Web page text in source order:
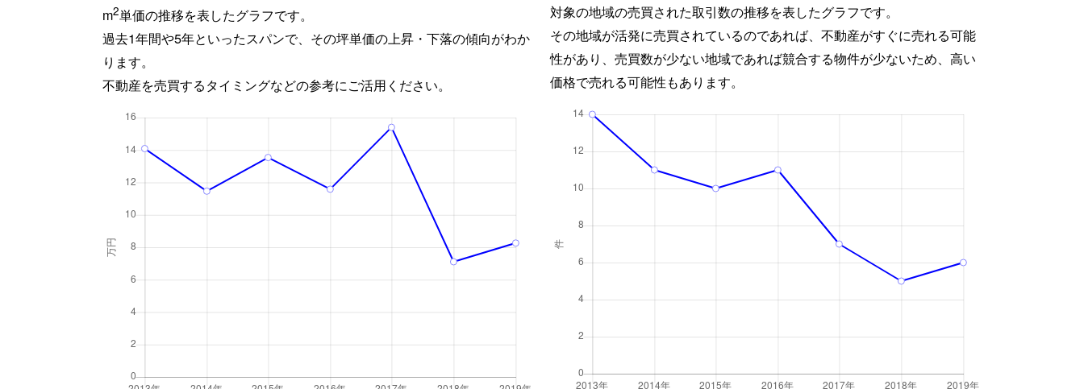
m2単価の推移を表したグラフです。
過去1年間や5年といったスパンで、その坪単価の上昇・下落の傾向がわか
ります。
不動産を売買するタイミングなどの参考にご活用ください。
対象の地域の売買された取引数の推移を表したグラフです。
その地域が活発に売買されているのであれば、不動産がすぐに売れる可能
性があり、売買数が少ない地域であれば競合する物件が少ないため、高い
価格で売れる可能性もあります。